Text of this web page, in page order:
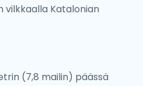
vilkkaalla Katalonian
(7,8 mailin) päässä